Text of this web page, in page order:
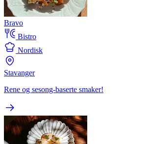
Bravo
Bistro
Nordisk
Stavanger
Rene og sesong-baserte smaker!